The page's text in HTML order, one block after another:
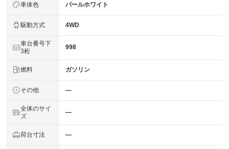
車体色 パールホワイト
駆動方式 4WD
車台番号下
3桁
998
燃料 ガソリン
その他 ―
全体のサイ
ズ
―
荷台寸法 ―